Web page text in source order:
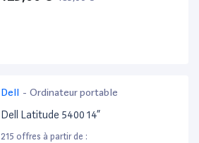
Dell - Ordinateur portable
Dell Latitude 5400 14”
215 offres à partir de :